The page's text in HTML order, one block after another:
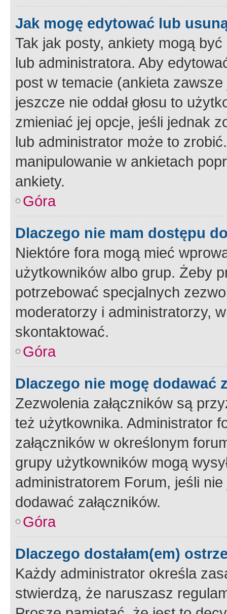
Jak mogę edytować lub
Tak jak posty, ankiety mogą
lub administratora. Aby
post w temacie (ankieta
jeszcze nie oddał głosu to
zmieniać jej opcje, jeśli jednak
lub administrator może to
manipulowanie w ankietach
ankiety.
Góra
Dlaczego nie mam dostępu
Niektóre fora mogą mieć
użytkowników albo grup. Żeby
potrzebować specjalnych
moderatorzy i administratorzy,
skontaktować.
Góra
Dlaczego nie mogę dodawać
Zezwolenia załączników są
też użytkownika. Administrator
załączników w określonym
grupy użytkowników mogą
administratorem Forum, jeśli
dodawać załączników.
Góra
Dlaczego dostałam(em)
Każdy administrator określa
stwierdzą, że naruszasz